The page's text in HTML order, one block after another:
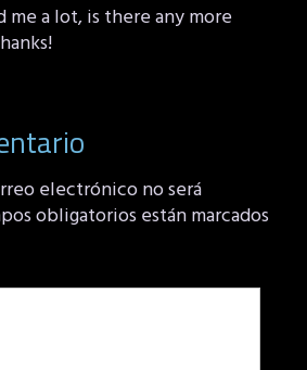
a lot, is there any more
electrónico no será
obligatorios están marcados